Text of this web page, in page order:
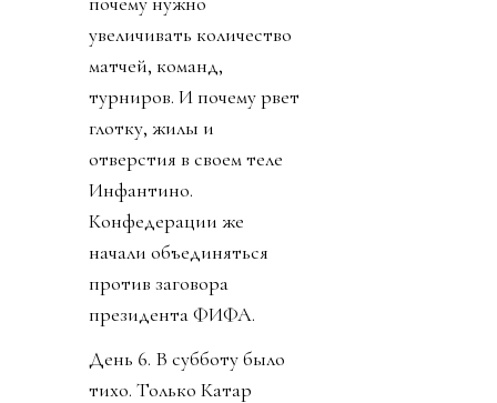
увеличивать количество
матчей, команд,
турниров. И почему рвет
глотку, жилы и
отверстия в своем теле
Инфантино.
Конфедерации же
начали объединяться
против заговора
президента ФИФА.
День 6. В субботу было
тихо. Только Катар